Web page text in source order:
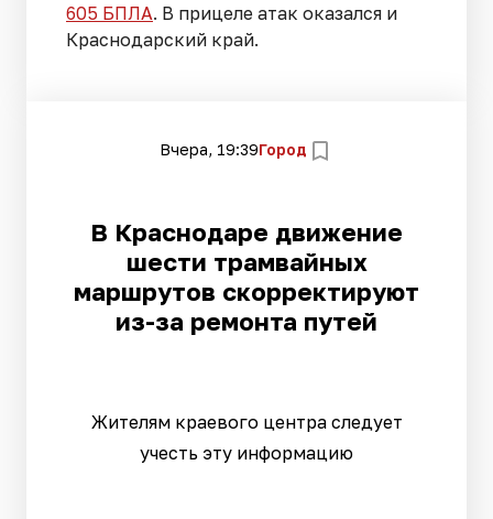
605 БПЛА. В прицеле атак оказался и
Краснодарский край.
Вчера, 19:39Город
В Краснодаре движение
шести трамвайных
маршрутов скорректируют
из-за ремонта путей
Жителям краевого центра следует
учесть эту информацию